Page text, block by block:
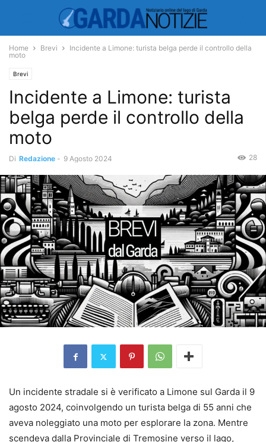
Home Brevi
Incidente a Limone: turista belga perde il controllo della
moto
Brevi
Incidente a Limone: turista
belga perde il controllo della
moto
Di Redazione - 9 Agosto 2024 28
Un incidente stradale si è verificato a Limone sul Garda il 9
agosto 2024, coinvolgendo un turista belga di 55 anni che
aveva noleggiato una moto per esplorare la zona. Mentre
scendeva dalla Provinciale di Tremosine verso il lago,